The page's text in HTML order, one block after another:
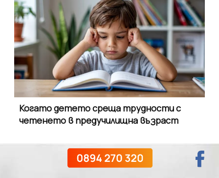
Когато детето среща трудности с
четенето в предучилищна възраст